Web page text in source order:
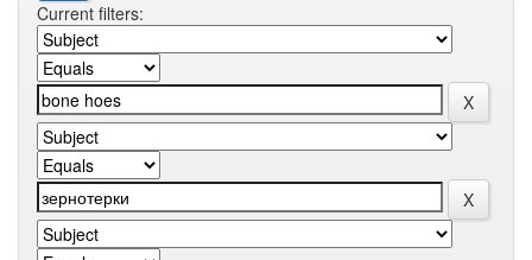
Current filters: